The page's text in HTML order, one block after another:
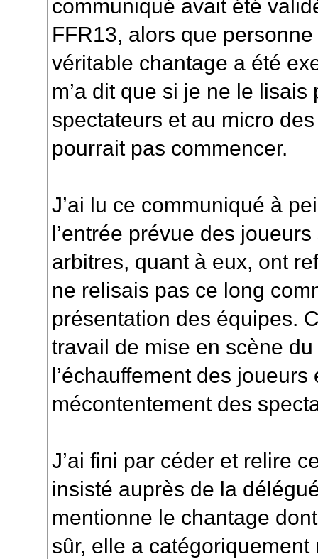
communiqué avait été
FFR13, alors que
véritable chantage a été
m’a dit que si je ne le lisais
spectateurs et au micro
pourrait pas commencer.
J’ai lu ce communiqué à
l’entrée prévue des
arbitres, quant à eux, ont
ne relisais pas ce long
présentation des équipes.
travail de mise en scène
l’échauffement des
mécontentement des
J’ai fini par céder et relire
insisté auprès de la
mentionne le chantage
sûr, elle a catégoriquement